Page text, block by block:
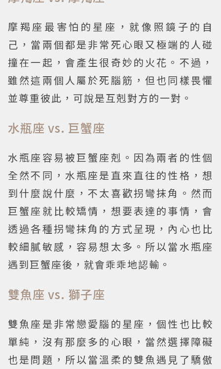
摩羯座最害怕的星座，就像照鏡子的自
己，當兩個都是非常死心眼又極端的人碰
撞在一起，會產生很奇妙的火花。不過，
雖然這兩個人屬於死腦筋，但也同樣畏懼
並尊重彼此，可說是互剋對方的一對。
水瓶座 vs. 巨蟹座
水瓶座容易被巨蟹座剋。因為兩者的性個
全然不同，水瓶座是直來直往的性格，想
到什麼說什麼，不太喜歡拐彎抹角。然而
巨蟹座就比較矯情，想要表達的事情，會
透過各種拐彎抹角的方式呈現，內心也比
較細膩敏感，容易想太多。所以當水瓶座
遇到巨蟹座後，就會乖乖地認輸。
雙魚座 vs. 獅子座
雙魚座是非常戀愛腦的星座，個性也比較
單純，沒有那麼多的心眼，當然選擇障礙
也是問題，所以當溫柔的雙魚遇見了驕傲